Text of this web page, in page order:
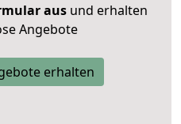
ausund erhalten
Angebote
erhalten